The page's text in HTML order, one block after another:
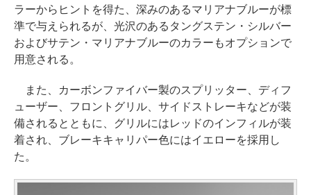
ラーからヒントを得た、深みのあるマリアナブルーが標
準で与えられるが、光沢のあるタングステン・シルバー
およびサテン・マリアナブルーのカラーもオプションで
用意される。
また、カーボンファイバー製のスプリッター、ディフ
ューザー、フロントグリル、サイドストレーキなどが装
備されるとともに、グリルにはレッドのインフィルが装
着され、ブレーキキャリパー色にはイエローを採用し
た。